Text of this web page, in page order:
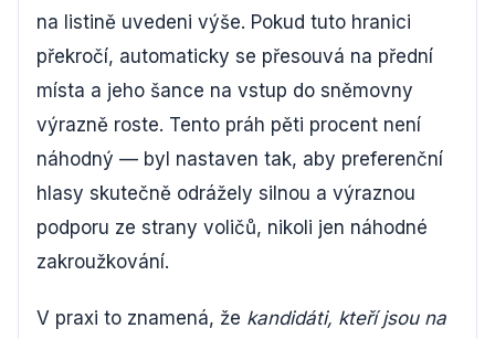
na listině uvedeni výše. Pokud tuto hranici
překročí, automaticky se přesouvá na přední
místa a jeho šance na vstup do sněmovny
výrazně roste. Tento práh pěti procent není
náhodný — byl nastaven tak, aby preferenční
hlasy skutečně odrážely silnou a výraznou
podporu ze strany voličů, nikoli jen náhodné
zakroužkování.
V praxi to znamená, že kandidáti, kteří jsou na